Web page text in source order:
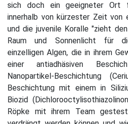
sich doch ein geeigneter Ort
innerhalb von kürzester Zeit von
und die juvenile Koralle "zieht
Raum und Sonnenlicht für
einzelligen Algen, die in ihrem
einer antiadhäsiven
Nanopartikel-Beschichtung
Beschichtung mit einem in
Biozid
Röpke mit ihrem Team